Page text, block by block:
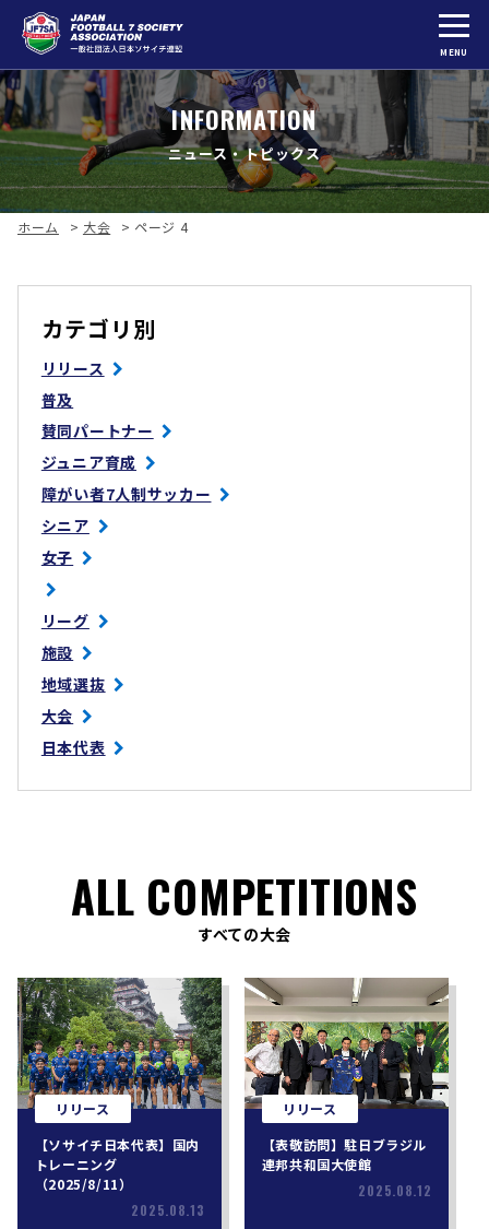
MENU
INFORMATION
ニュース・トピックス
ホーム > 大会 > ページ 4
カテゴリ別
リリース
普及
賛同パートナー
ジュニア育成
障がい者7人制サッカー
シニア
女子
リーグ
施設
地域選抜
大会
日本代表
ALL COMPETITIONS
すべての大会
リリース
【ソサイチ日本代表】国内
トレーニング
（2025/8/11）
2025.08.13
リリース
【表敬訪問】駐日ブラジル
連邦共和国大使館
2025.08.12